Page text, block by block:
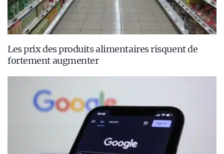
Les prix des produits alimentaires risquent de
fortement augmenter